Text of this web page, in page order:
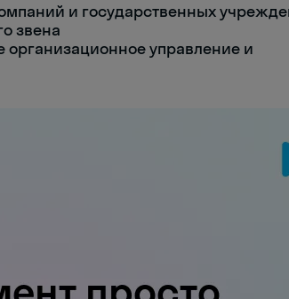
и государственных
звена
управление и